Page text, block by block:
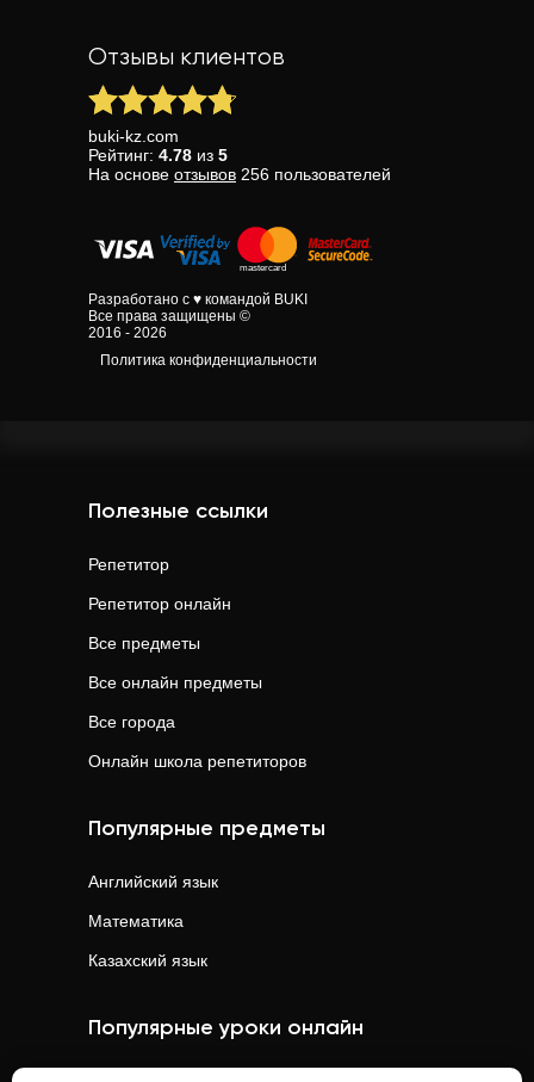
Отзывы клиентов
buki-kz.com
Рейтинг: 4.78 из 5
На основе отзывов 256 пользователей
Разработано с ♥ командой BUKI
Все права защищены ©
2016 - 2026
Политика конфиденциальности
Полезные ссылки
Репетитор
Репетитор онлайн
Все предметы
Все онлайн предметы
Все города
Онлайн школа репетиторов
Популярные предметы
Английский язык
Математика
Казахский язык
Популярные уроки онлайн